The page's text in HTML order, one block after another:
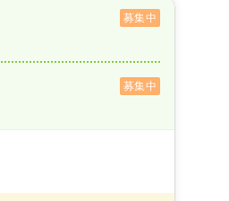
募集中
募集中